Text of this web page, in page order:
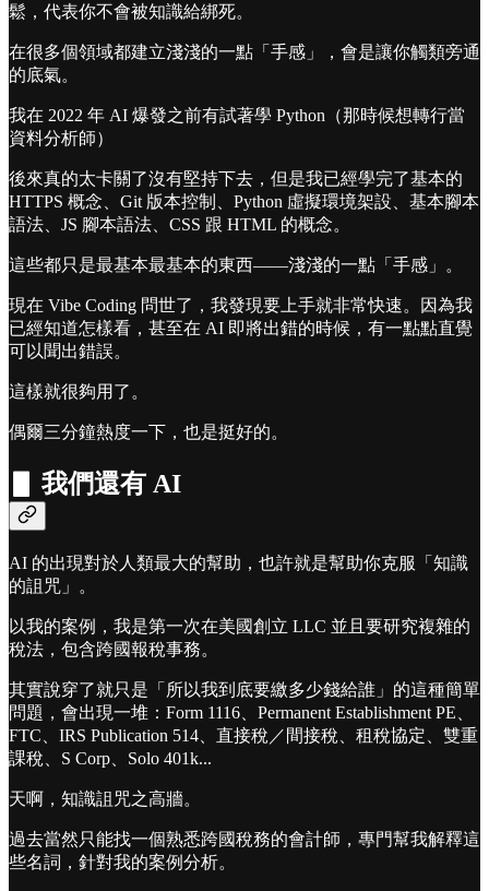
鬆，代表你不會被知識給綁死。
在很多個領域都建立淺淺的一點「手感」，會是讓你觸類旁通
的底氣。
我在 2022 年 AI 爆發之前有試著學 Python（那時候想轉行當
資料分析師）
後來真的太卡關了沒有堅持下去，但是我已經學完了基本的
HTTPS 概念、Git 版本控制、Python 虛擬環境架設、基本腳本
語法、JS 腳本語法、CSS 跟 HTML 的概念。
這些都只是最基本最基本的東西——淺淺的一點「手感」。
現在 Vibe Coding 問世了，我發現要上手就非常快速。因為我
已經知道怎樣看，甚至在 AI 即將出錯的時候，有一點點直覺
可以聞出錯誤。
這樣就很夠用了。
偶爾三分鐘熱度一下，也是挺好的。
▋ 我們還有 AI
AI 的出現對於人類最大的幫助，也許就是幫助你克服「知識
的詛咒」。
以我的案例，我是第一次在美國創立 LLC 並且要研究複雜的
稅法，包含跨國報稅事務。
其實說穿了就只是「所以我到底要繳多少錢給誰」的這種簡單
問題，會出現一堆：Form 1116、Permanent Establishment PE、
FTC、IRS Publication 514、直接稅／間接稅、租稅協定、雙重
課稅、S Corp、Solo 401k...
天啊，知識詛咒之高牆。
過去當然只能找一個熟悉跨國稅務的會計師，專門幫我解釋這
些名詞，針對我的案例分析。